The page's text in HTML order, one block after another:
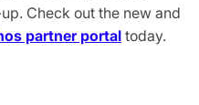
Check out the new and
partner portal today.